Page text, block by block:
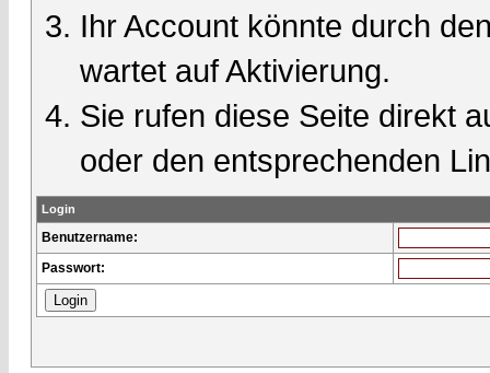
Ihr Account könnte durch
wartet auf Aktivierung.
Sie rufen diese Seite direkt
oder den entsprechenden
Login
Benutzername:
Passwort: